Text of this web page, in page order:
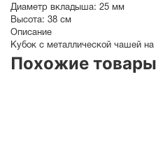
Диаметр вкладыша: 25 мм
Высота: 38 см
Описание
Кубок с металлической чашей
Похожие товары